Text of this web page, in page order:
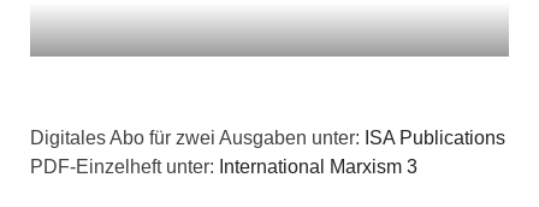
Digitales Abo für zwei Ausgaben unter: ISA Publications
PDF-Einzelheft unter: International Marxism 3